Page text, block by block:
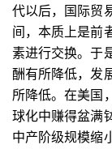
代以后，国际贸
间，本质上是前
素进行交换。于
酬有所降低，发
所降低。在美国
球化中赚得盆满
中产阶级规模缩